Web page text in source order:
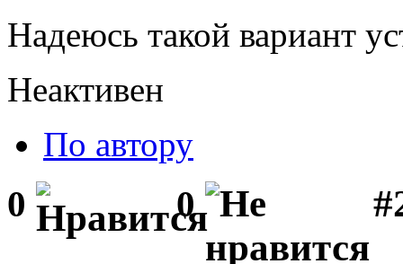
Надеюсь такой вариант
Неактивен
По автору
0 0